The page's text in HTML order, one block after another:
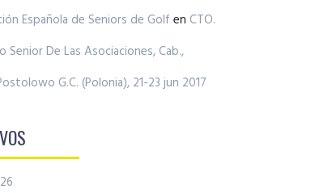
Española de Seniors de Golf en CTO.
Senior De Las Asociaciones, Cab.,
G.C. (Polonia), 21-23 jun 2017